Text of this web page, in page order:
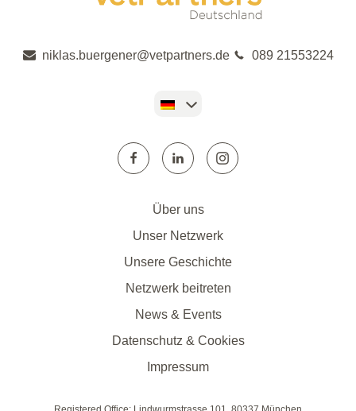
niklas.buergener@vetpartners.de 089 21553224
Über uns
Unser Netzwerk
Unsere Geschichte
Netzwerk beitreten
News & Events
Datenschutz & Cookies
Impressum